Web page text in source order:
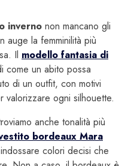
inverno non mancano gli
auge la femminilità più
Il modello fantasia di
come un abito possa
di un outfit, con motivi
valorizzare ogni silhouette.
anche tonalità più
bordeaux Mara
colori decisi che